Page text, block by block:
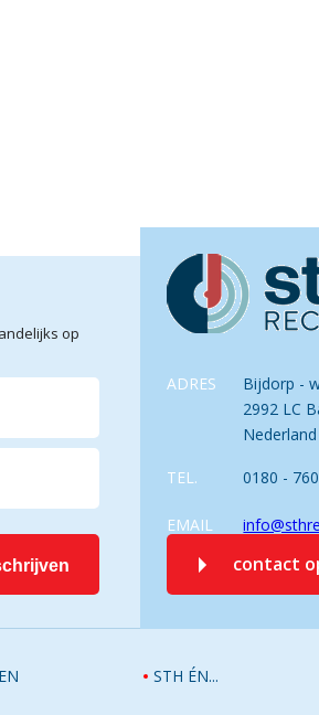
ADRES
Bijdorp -
2992 LC
Nederland
TEL. 0180 -
EMAIL
contact
op
STH ÉN...